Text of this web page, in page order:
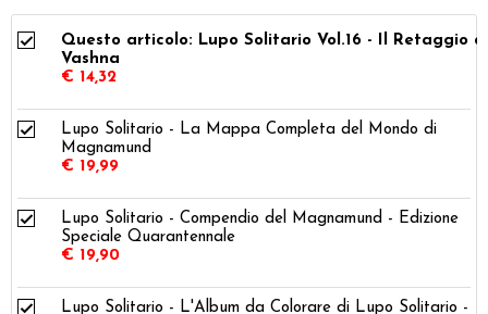
Questo articolo: Lupo Solitario Vol.16 - Il Retaggio di
Vashna
€ 14,32
Lupo Solitario - La Mappa Completa del Mondo di
Magnamund
€ 19,99
Lupo Solitario - Compendio del Magnamund - Edizione
Speciale Quarantennale
€ 19,90
Lupo Solitario - L'Album da Colorare di Lupo Solitario -